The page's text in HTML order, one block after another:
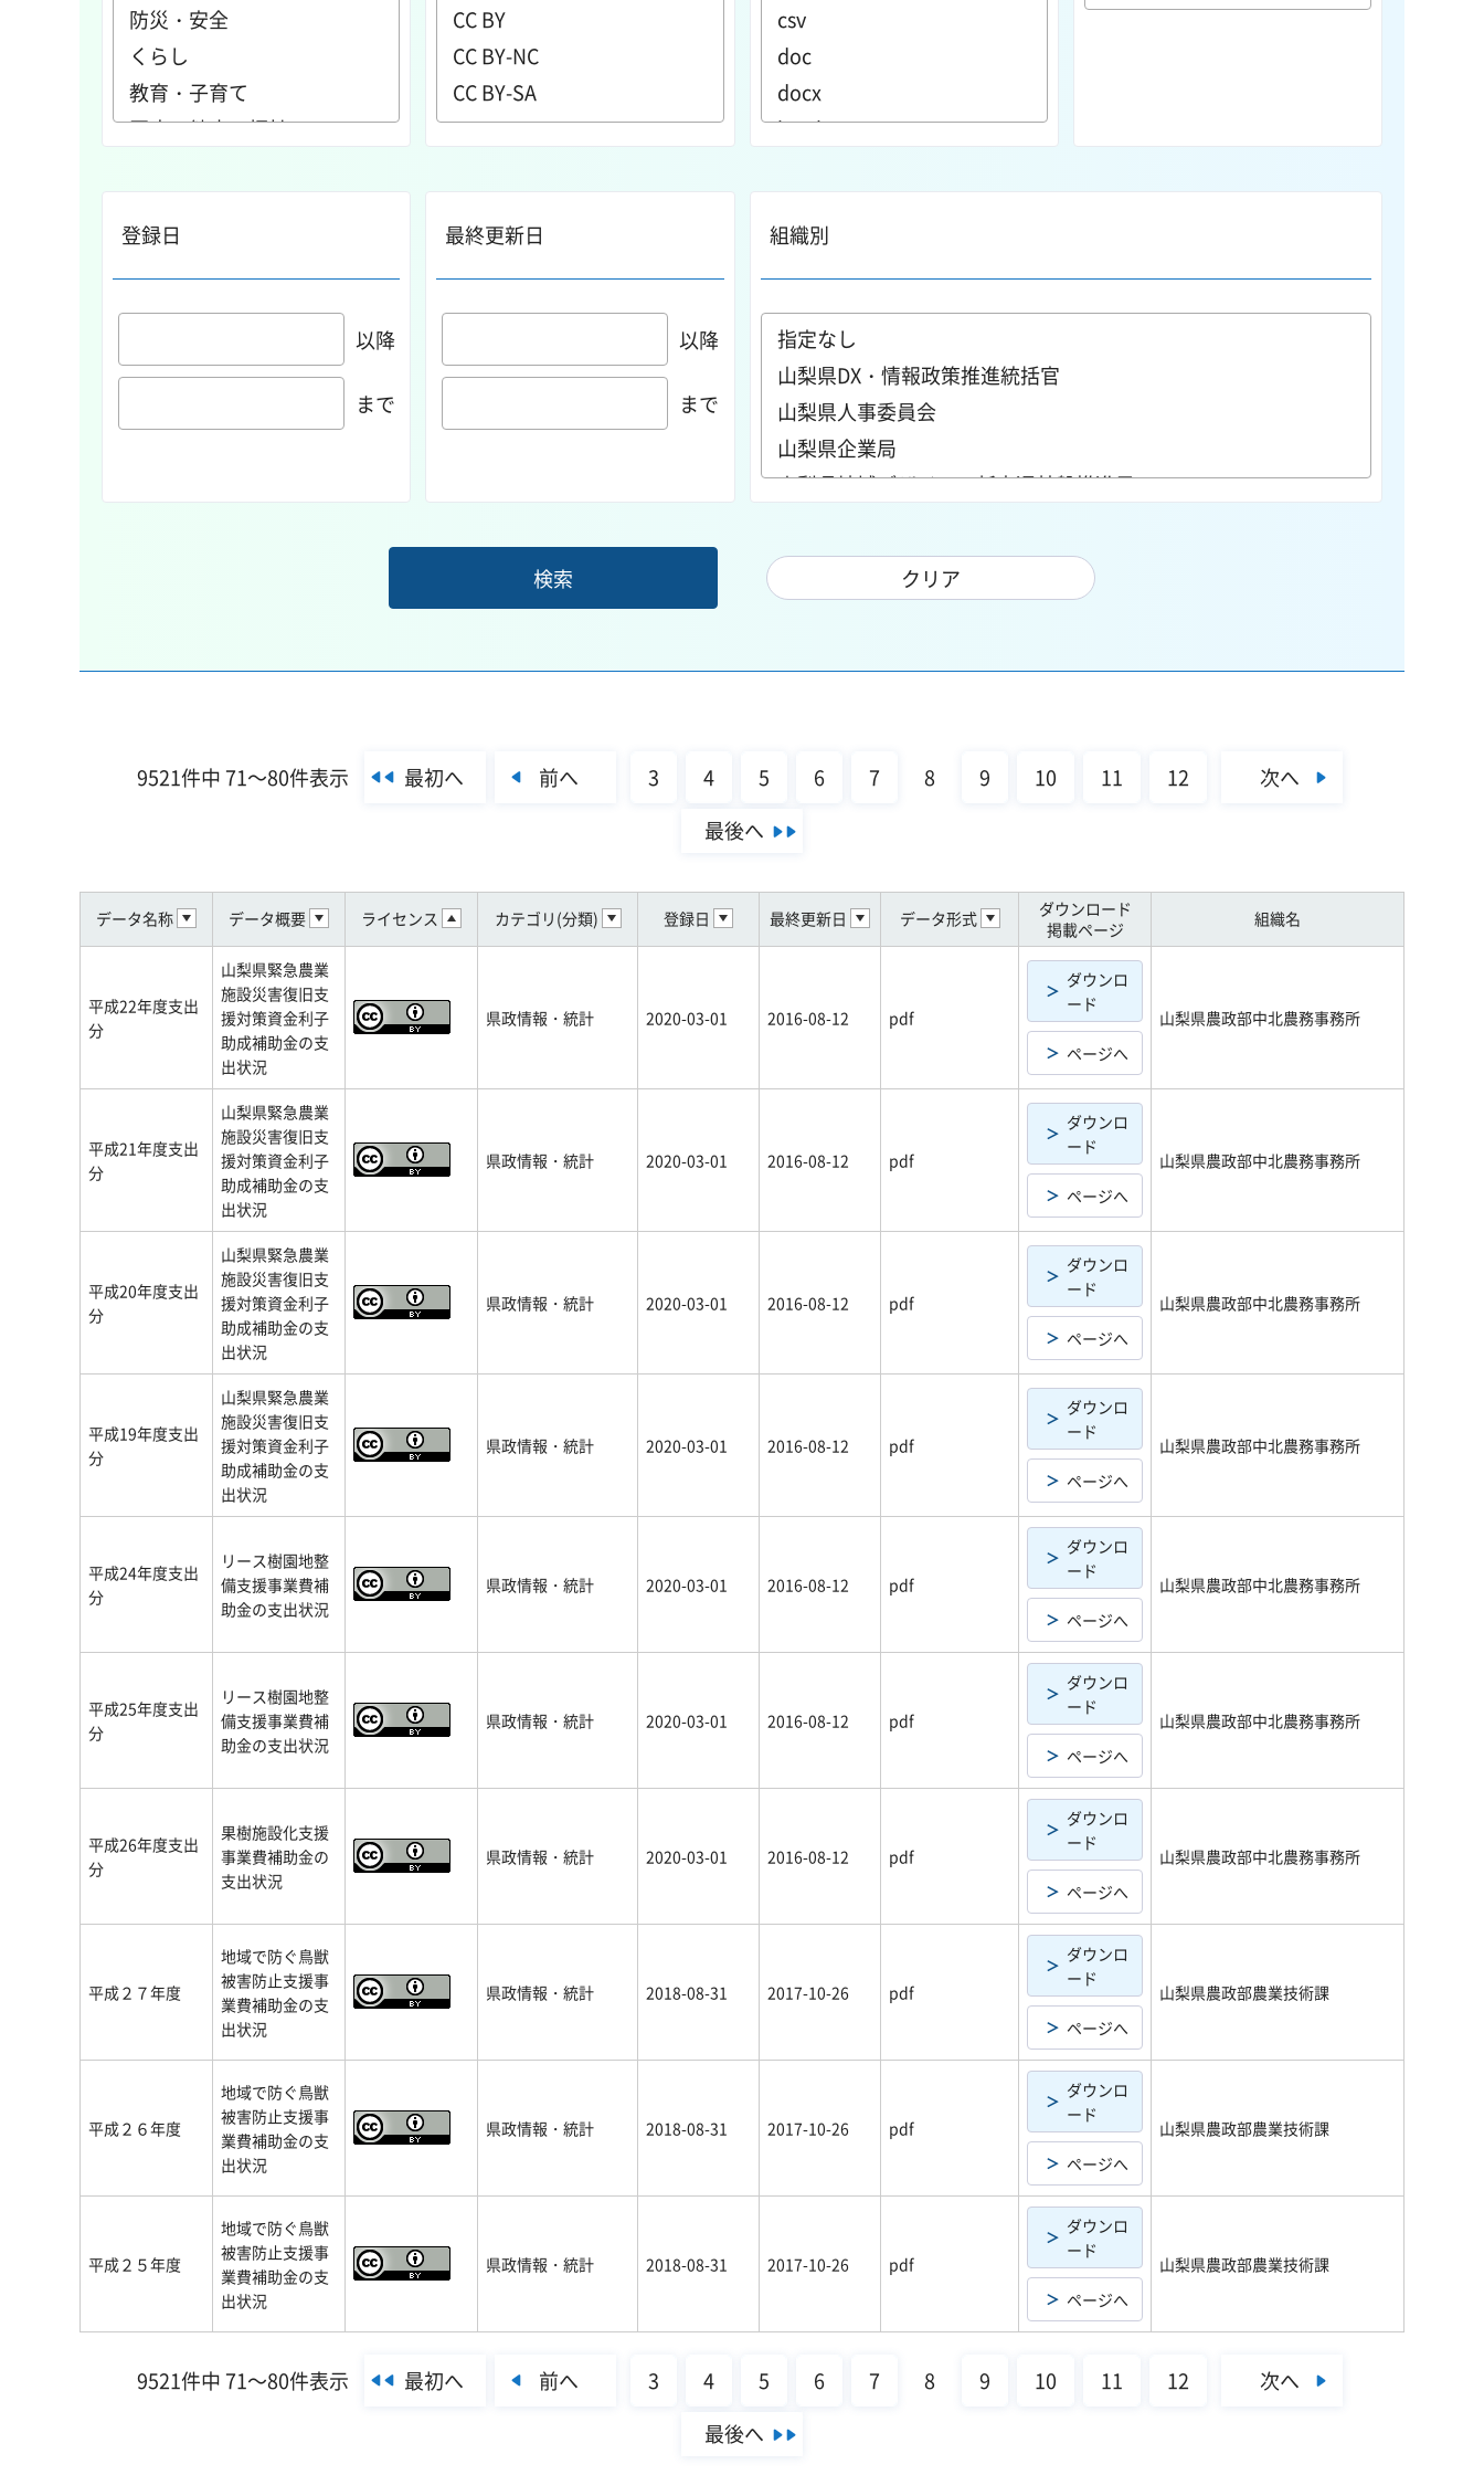
登録日
以降
まで
最終更新日
以降
まで
組織別
9521件中 71～80件表示 最初へ 前へ 3 4 5 6 7 8 9 10 11 12
次へ
最後へ
データ名称 データ概要 ライセンス カテゴリ(分類) 登録日 最終更新日 データ形式
ダウンロード
掲載ページ
組織名
平成22年度支出
分
山梨県緊急農業
施設災害復旧支
援対策資金利子
助成補助金の支
出状況
県政情報・統計 2020-03-01 2016-08-12 pdf
ダウンロ
ード
ページへ
山梨県農政部中北農務事務所
平成21年度支出
分
山梨県緊急農業
施設災害復旧支
援対策資金利子
助成補助金の支
出状況
県政情報・統計 2020-03-01 2016-08-12 pdf
ダウンロ
ード
ページへ
山梨県農政部中北農務事務所
平成20年度支出
分
山梨県緊急農業
施設災害復旧支
援対策資金利子
助成補助金の支
出状況
県政情報・統計 2020-03-01 2016-08-12 pdf
ダウンロ
ード
ページへ
山梨県農政部中北農務事務所
平成19年度支出
分
山梨県緊急農業
施設災害復旧支
援対策資金利子
助成補助金の支
出状況
県政情報・統計 2020-03-01 2016-08-12 pdf
ダウンロ
ード
ページへ
山梨県農政部中北農務事務所
平成24年度支出
分
リース樹園地整
備支援事業費補
助金の支出状況
県政情報・統計 2020-03-01 2016-08-12 pdf
ダウンロ
ード
ページへ
山梨県農政部中北農務事務所
平成25年度支出
分
リース樹園地整
備支援事業費補
助金の支出状況
県政情報・統計 2020-03-01 2016-08-12 pdf
ダウンロ
ード
ページへ
山梨県農政部中北農務事務所
平成26年度支出
分
果樹施設化支援
事業費補助金の
支出状況
県政情報・統計 2020-03-01 2016-08-12 pdf
ダウンロ
ード
ページへ
山梨県農政部中北農務事務所
平成２７年度
地域で防ぐ鳥獣
被害防止支援事
業費補助金の支
出状況
県政情報・統計 2018-08-31 2017-10-26 pdf
ダウンロ
ード
ページへ
山梨県農政部農業技術課
平成２６年度
地域で防ぐ鳥獣
被害防止支援事
業費補助金の支
出状況
県政情報・統計 2018-08-31 2017-10-26 pdf
ダウンロ
ード
ページへ
山梨県農政部農業技術課
平成２５年度
地域で防ぐ鳥獣
被害防止支援事
業費補助金の支
出状況
県政情報・統計 2018-08-31 2017-10-26 pdf
ダウンロ
ード
ページへ
山梨県農政部農業技術課
9521件中 71～80件表示 最初へ 前へ 3 4 5 6 7 8 9 10 11 12
次へ
最後へ